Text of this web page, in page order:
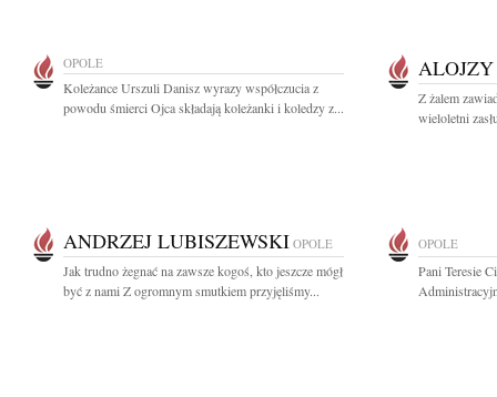
OPOLE
Koleżance Urszuli Danisz wyrazy współczucia z
powodu śmierci Ojca składają koleżanki i koledzy z...
Z żalem
wieloletni
ANDRZEJ LUBISZEWSKI OPOLE
Jak trudno żegnać na zawsze kogoś, kto jeszcze mógł
być z nami Z ogromnym smutkiem przyjęliśmy...
OPOLE
Pani Teresie